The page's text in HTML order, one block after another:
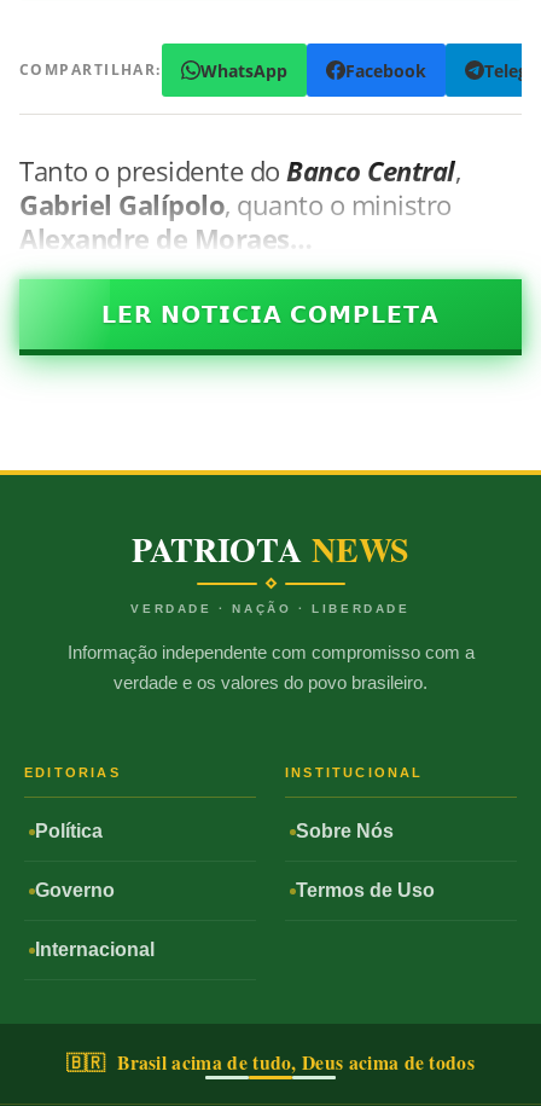
COMPARTILHAR: WhatsApp Facebook
Tanto o presidente do Banco Central,
Gabriel Galípolo, quanto o ministro
Alexandre de Moraes…
𝗟𝗘𝗥 𝗡𝗢𝗧𝗜𝗖𝗜𝗔 𝗖𝗢𝗠𝗣𝗟𝗘𝗧𝗔
PATRIOTANEWS
VERDADE · NAÇÃO · LIBERDADE
Informação independente com compromisso com a
verdade e os valores do povo brasileiro.
EDITORIAS
Política
Governo
Internacional
INSTITUCIONAL
Sobre Nós
Termos de Uso
🇧🇷 Brasil acima de tudo, Deus acima de todos